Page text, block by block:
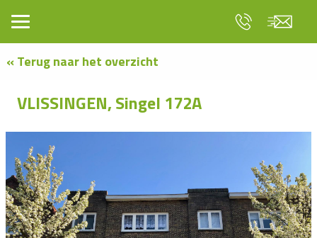
« Terug naar het overzicht
VLISSINGEN, Singel 172A